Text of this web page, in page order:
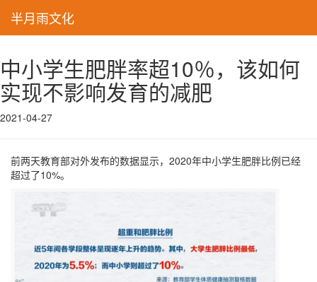
半月雨文化
中小学生肥胖率超10％，该如何
实现不影响发育的减肥
2021-04-27
前两天教育部对外发布的数据显示，2020年中小学生肥胖比例已经
超过了10%。